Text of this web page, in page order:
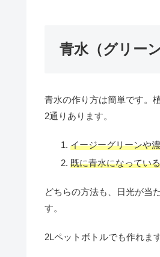
青水（グリー
青水の作り方は簡単です。
2通りあります。
イージーグリーンや
既に青水になってい
どちらの方法も、日光が当
す。
2Lペットボトルでも作れま